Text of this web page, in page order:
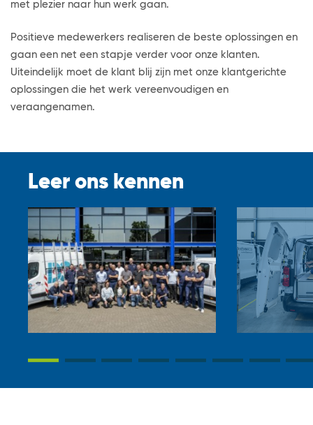
met plezier naar hun werk gaan.
Positieve medewerkers realiseren de beste oplossingen en
gaan een net een stapje verder voor onze klanten.
Uiteindelijk moet de klant blij zijn met onze klantgerichte
oplossingen die het werk vereenvoudigen en
veraangenamen.
Leer ons kennen